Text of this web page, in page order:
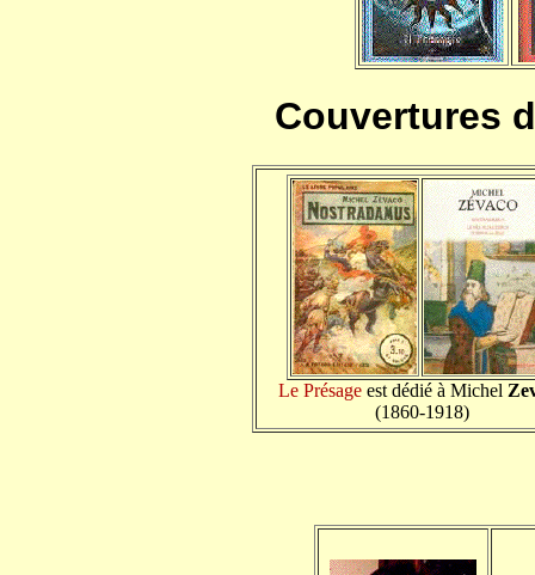
Couvertures
Le Présage est dédié à Michel
(1860-1918)